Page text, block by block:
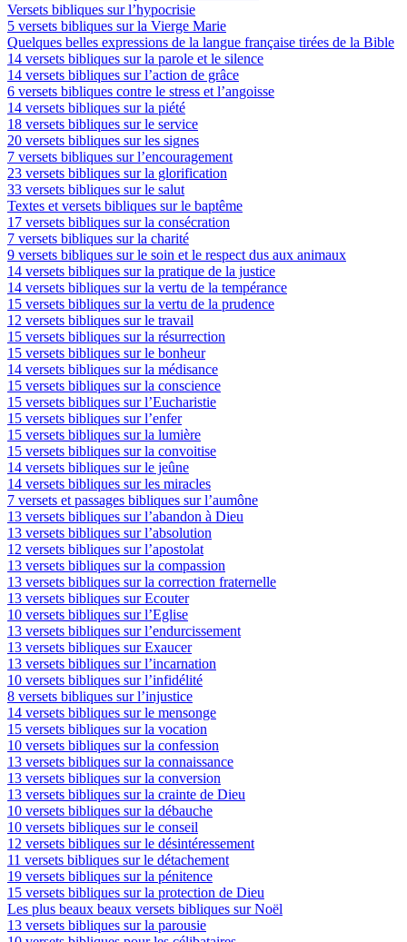
Versets bibliques sur l’hypocrisie
5 versets bibliques sur la Vierge Marie
Quelques belles expressions de la langue française tirées de la Bible
14 versets bibliques sur la parole et le silence
14 versets bibliques sur l’action de grâce
6 versets bibliques contre le stress et l’angoisse
14 versets bibliques sur la piété
18 versets bibliques sur le service
20 versets bibliques sur les signes
7 versets bibliques sur l’encouragement
23 versets bibliques sur la glorification
33 versets bibliques sur le salut
Textes et versets bibliques sur le baptême
17 versets bibliques sur la consécration
7 versets bibliques sur la charité
9 versets bibliques sur le soin et le respect dus aux animaux
14 versets bibliques sur la pratique de la justice
14 versets bibliques sur la vertu de la tempérance
15 versets bibliques sur la vertu de la prudence
12 versets bibliques sur le travail
15 versets bibliques sur la résurrection
15 versets bibliques sur le bonheur
14 versets bibliques sur la médisance
15 versets bibliques sur la conscience
15 versets bibliques sur l’Eucharistie
15 versets bibliques sur l’enfer
15 versets bibliques sur la lumière
15 versets bibliques sur la convoitise
14 versets bibliques sur le jeûne
14 versets bibliques sur les miracles
7 versets et passages bibliques sur l’aumône
13 versets bibliques sur l’abandon à Dieu
13 versets bibliques sur l’absolution
12 versets bibliques sur l’apostolat
13 versets bibliques sur la compassion
13 versets bibliques sur la correction fraternelle
13 versets bibliques sur Ecouter
10 versets bibliques sur l’Eglise
13 versets bibliques sur l’endurcissement
13 versets bibliques sur Exaucer
13 versets bibliques sur l’incarnation
10 versets bibliques sur l’infidélité
8 versets bibliques sur l’injustice
14 versets bibliques sur le mensonge
15 versets bibliques sur la vocation
10 versets bibliques sur la confession
13 versets bibliques sur la connaissance
13 versets bibliques sur la conversion
13 versets bibliques sur la crainte de Dieu
10 versets bibliques sur la débauche
10 versets bibliques sur le conseil
12 versets bibliques sur le désintéressement
11 versets bibliques sur le détachement
19 versets bibliques sur la pénitence
15 versets bibliques sur la protection de Dieu
Les plus beaux beaux versets bibliques sur Noël
13 versets bibliques sur la parousie